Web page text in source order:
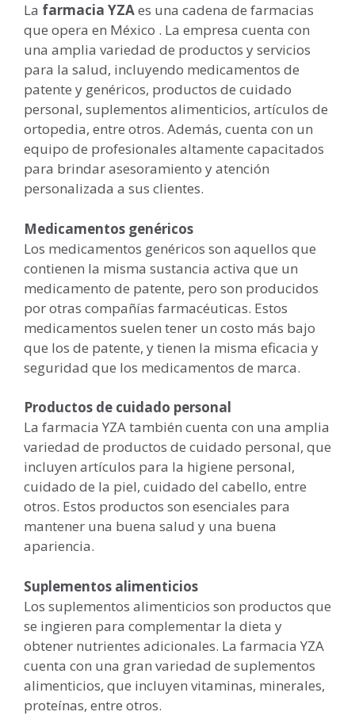
La farmacia YZAes una cadena de farmacias
que opera en México . La empresa cuenta con
una amplia variedad de productos y servicios
para la salud, incluyendo medicamentos de
patente y genéricos, productos de cuidado
personal, suplementos alimenticios, artículos de
ortopedia, entre otros. Además, cuenta con un
equipo de profesionales altamente capacitados
para brindar asesoramiento y atención
personalizada a sus clientes.
Medicamentos genéricos
Los medicamentos genéricos son aquellos que
contienen la misma sustancia activa que un
medicamento de patente, pero son producidos
por otras compañías farmacéuticas. Estos
medicamentos suelen tener un costo más bajo
que los de patente, y tienen la misma eficacia y
seguridad que los medicamentos de marca.
Productos de cuidado personal
La farmacia YZA también cuenta con una amplia
variedad de productos de cuidado personal, que
incluyen artículos para la higiene personal,
cuidado de la piel, cuidado del cabello, entre
otros. Estos productos son esenciales para
mantener una buena salud y una buena
apariencia.
Suplementos alimenticios
Los suplementos alimenticios son productos que
se ingieren para complementar la dieta y
obtener nutrientes adicionales. La farmacia YZA
cuenta con una gran variedad de suplementos
alimenticios, que incluyen vitaminas, minerales,
proteínas, entre otros.